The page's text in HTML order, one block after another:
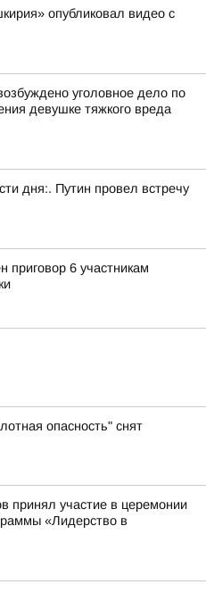
опубликовал видео с
уголовное дело по
девушке тяжкого вреда
дня:. Путин провел встречу
приговор 6 участникам
опасность" снят
принял участие в церемонии
«Лидерство в